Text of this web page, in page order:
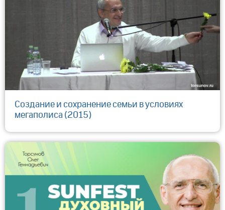
Создание и сохранение семьи в условиях
мегаполиса (2015)